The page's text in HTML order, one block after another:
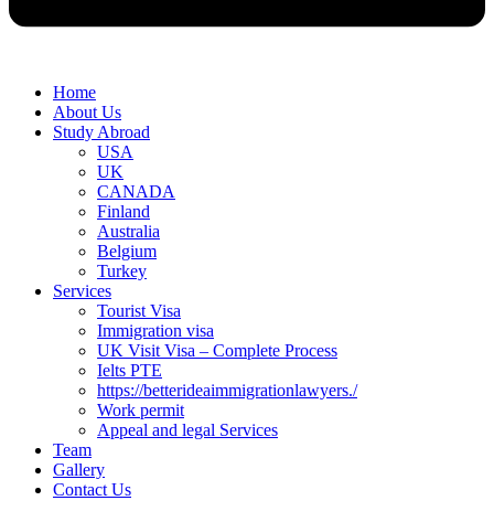
Home
About Us
Study Abroad
USA
UK
CANADA
Finland
Australia
Belgium
Turkey
Services
Tourist Visa
Immigration visa
UK Visit Visa – Complete Process
Ielts PTE
https://betterideaimmigrationlawyers./
Work permit
Appeal and legal Services
Team
Gallery
Contact Us